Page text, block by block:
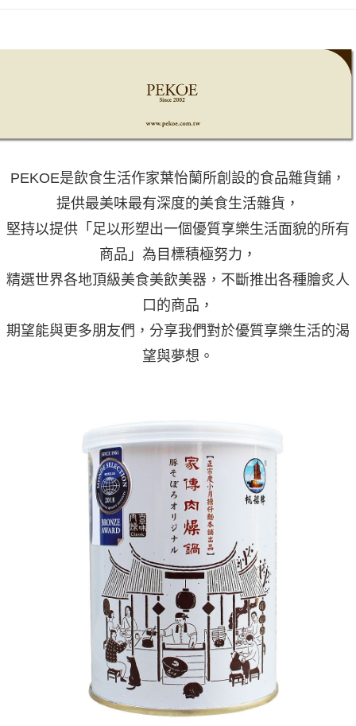
PEKOE是飲食生活作家葉怡蘭所創設的食品雜貨鋪，
提供最美味最有深度的美食生活雜貨，
堅持以提供「足以形塑出一個優質享樂生活面貌的所有
商品」為目標積極努力，
精選世界各地頂級美食美飲美器，不斷推出各種膾炙人
口的商品，
期望能與更多朋友們，分享我們對於優質享樂生活的渴
望與夢想。